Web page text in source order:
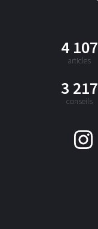
4 107
articles
3 217
conseils